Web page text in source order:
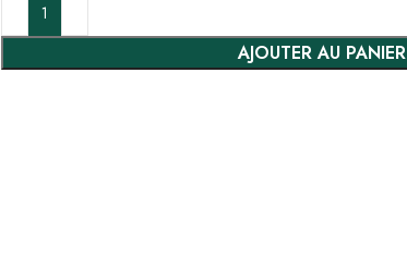
AJOUTER AU PANIER